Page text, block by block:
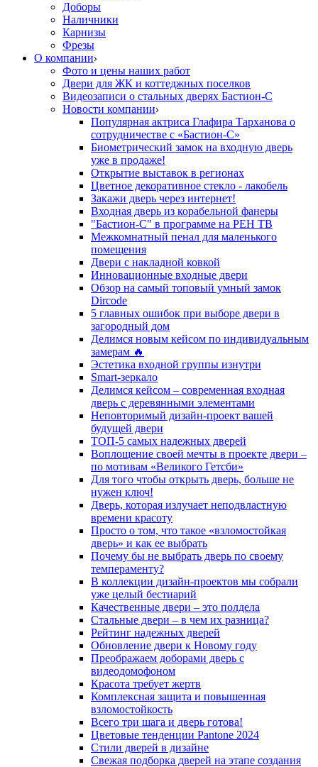
Доборы
Наличники
Карнизы
Фрезы
О компании
Фото и цены наших работ
Двери для ЖК и коттеджных поселков
Видеозаписи о стальных дверях Бастион-С
Новости компании
Популярная актриса Глафира Тарханова о
сотрудничестве с «Бастион-С»
Биометрический замок на входную дверь
уже в продаже!
Открытие выставок в регионах
Цветное декоративное стекло - лакобель
Закажи дверь через интернет!
Входная дверь из корабельной фанеры
"Бастион-С" в программе на РЕН ТВ
Межкомнатный пенал для маленького
помещения
Двери с накладной ковкой
Инновационные входные двери
Обзор на самый топовый умный замок
Dircode
5 главных ошибок при выборе двери в
загородный дом
Делимся новым кейсом по индивидуальным
замерам 🔥
Эстетика входной группы изнутри
Smart-зеркало
Делимся кейсом – современная входная
дверь с деревянными элементами
Неповторимый дизайн-проект вашей
будущей двери
ТОП-5 самых надежных дверей
Воплощение своей мечты в проекте двери –
по мотивам «Великого Гетсби»
Для того чтобы открыть дверь, больше не
нужен ключ!
Дверь, которая излучает неподвластную
времени красоту
Просто о том, что такое «взломостойкая
дверь» и как ее выбрать
Почему бы не выбрать дверь по своему
темпераменту?
В коллекции дизайн-проектов мы собрали
уже целый бестиарий
Качественные двери – это полдела
Стальные двери – в чем их разница?
Рейтинг надежных дверей
Обновление двери к Новому году
Преображаем доборами дверь с
видеодомофоном
Красота требует жертв
Комплексная защита и повышенная
взломостойкость
Всего три шага и дверь готова!
Цветовые тенденции Pantone 2024
Стили дверей в дизайне
Свежая подборка дверей на этапе создания